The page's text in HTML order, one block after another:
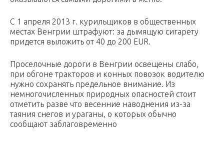
С 1 апреля 2013 г. курильщиков в общественных
местах Венгрии штрафуют: за дымящую сигарету
придется выложить от 40 до 200 EUR.
Проселочные дороги в Венгрии освещены слабо,
при обгоне тракторов и конных повозок водителю
нужно сохранять предельное внимание. Из
немногочисленных природных опасностей стоит
отметить разве что весенние наводнения из-за
таяния снегов и ураганы, о которых обычно
сообщают заблаговременно